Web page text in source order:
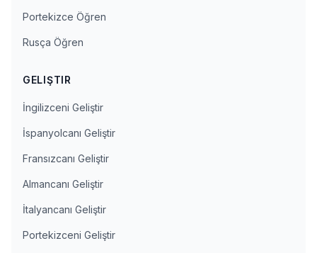
Portekizce Öğren
Rusça Öğren
GELIŞTIR
İngilizceni Geliştir
İspanyolcanı Geliştir
Fransızcanı Geliştir
Almancanı Geliştir
İtalyancanı Geliştir
Portekizceni Geliştir